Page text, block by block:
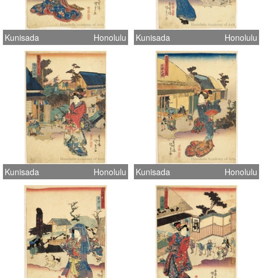
Kunisada Honolulu Kunisada Honolulu
Kunisada Honolulu Kunisada Honolulu